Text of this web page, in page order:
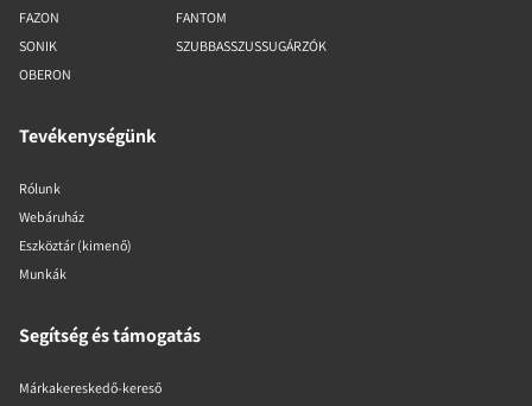
FAZON
SONIK
OBERON
FANTOM
SZUBBASSZUSSUGÁRZÓK
Tevékenységünk
Rólunk
Webáruház
Eszköztár (kimenő)
Munkák
Segítség és támogatás
Márkakereskedő-kereső